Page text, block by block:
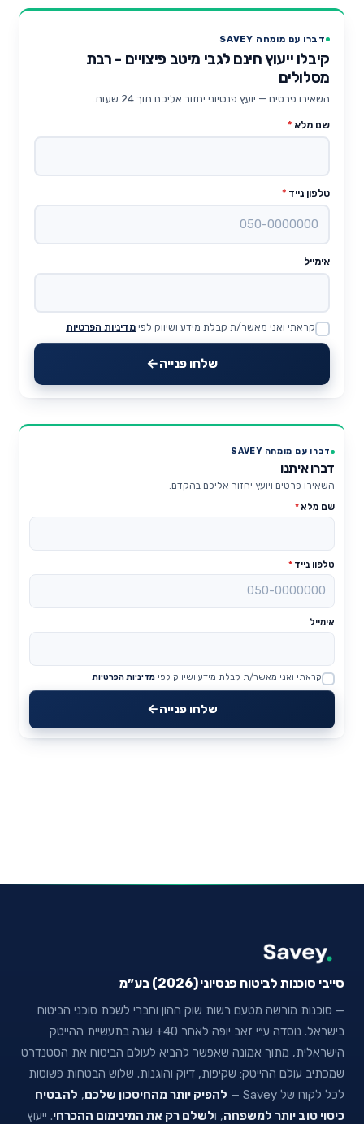
דברו עם מומחה SAVEY
קיבלו ייעוץ חינם לגבי מיטב פיצויים - רבת
מסלולים
השאירו פרטים — יועץ פנסיוני יחזור אליכם תוך 24 שעות.
שם מלא *
טלפון נייד *
אימייל
Website
קראתי ואני מאשר/ת קבלת מידע ושיווק לפי מדיניות הפרטיות
שלחו פנייה
דברו עם מומחה SAVEY
דברו איתנו
השאירו פרטים ויועץ יחזור אליכם בהקדם.
שם מלא*
טלפון נייד *
אימייל
Website
קראתי ואני מאשר/ת קבלת מידע ושיווק לפי מדיניות הפרטיות
שלחו פנייה
סייבי סוכנות לביטוח פנסיוני (2026) בע״מ
— סוכנות מורשה מטעם רשות שוק ההון וחברי לשכת סוכני הביטוח
בישראל. נוסדה ע״י זאב יופה לאחר 40+ שנה בתעשיית ההייטק
הישראלית, מתוך אמונה שאפשר להביא לעולם הביטוח את הסטנדרט
שמכתיב עולם ההייטק: שקיפות, דיוק והוגנות. שלוש הבטחות פשוטות
לכל לקוח של Savey —
להפיק יותר מהחיסכון שלכם, להבטיח
כיסוי טוב יותר למשפחה, ולשלם רק את המינימום ההכרחי. ייעוץ